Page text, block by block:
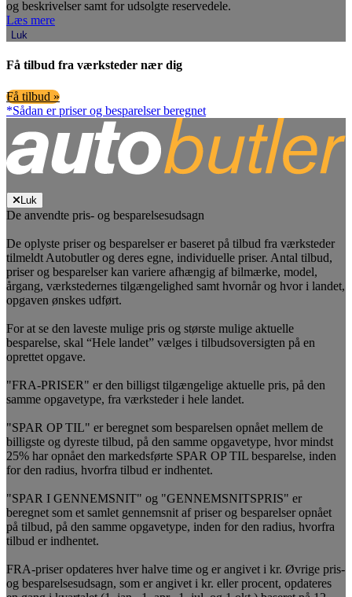
og beskrivelser samt for udsolgte reservedele.
Læs mere
Luk
Få tilbud fra værksteder nær dig
Få tilbud »
*Sådan er priser og besparelser beregnet
Luk
De anvendte pris- og besparelsesudsagn
De oplyste priser og besparelser er baseret på tilbud fra værksteder
tilmeldt Autobutler og deres egne, individuelle priser. Antal tilbud,
priser og besparelser kan variere afhængig af bilmærke, model,
årgang, værkstedernes tilgængelighed samt hvornår og hvor i landet,
opgaven ønskes udført.
For at se den laveste mulige pris og største mulige aktuelle
besparelse, skal “Hele landet” vælges i tilbudsoversigten på en
oprettet opgave.
"FRA-PRISER" er den billigst tilgængelige aktuelle pris, på den
samme opgavetype, fra værksteder i hele landet.
"SPAR OP TIL" er beregnet som besparelsen opnået mellem de
billigste og dyreste tilbud, på den samme opgavetype, hvor mindst
25% har opnået den markedsførte SPAR OP TIL besparelse, inden
for den radius, hvorfra tilbud er indhentet.
"SPAR I GENNEMSNIT" og "GENNEMSNITSPRIS" er
beregnet som et samlet gennemsnit af priser og besparelser opnået
på tilbud, på den samme opgavetype, inden for den radius, hvorfra
tilbud er indhentet.
FRA-priser opdateres hver halve time og er angivet i kr. Øvrige pris-
og besparelsesudsagn, som er angivet i kr. eller procent, opdateres